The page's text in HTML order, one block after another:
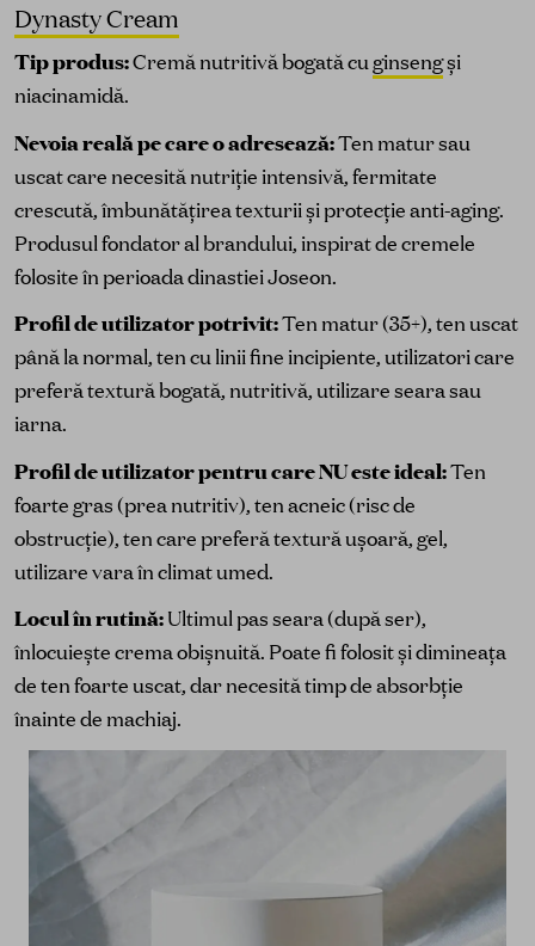
Dynasty Cream
Tip produs:Cremă nutritivă bogată cuginsengși
niacinamidă.
Nevoia reală pe care o adresează:Ten matur sau
uscat care necesită nutriție intensivă, fermitate
crescută, îmbunătățirea texturii și protecție anti-aging.
Produsul fondator al brandului, inspirat de cremele
folosite în perioada dinastiei Joseon.
Profil de utilizator potrivit:Ten matur (35+), ten uscat
până la normal, ten cu linii fine incipiente, utilizatori care
preferă textură bogată, nutritivă, utilizare seara sau
iarna.
Profil de utilizator pentru care NU este ideal:Ten
foarte gras (prea nutritiv), ten acneic (risc de
obstrucție), ten care preferă textură ușoară, gel,
utilizare vara în climat umed.
Locul în rutină:Ultimul pas seara (după ser),
înlocuiește crema obișnuită. Poate fi folosit și dimineața
de ten foarte uscat, dar necesită timp de absorbție
înainte de machiaj.